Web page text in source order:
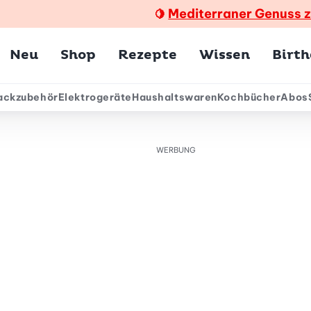
🍋 Mediterraner Genuss
Neu Shop Rezepte Wissen
ElektrogeräteHaushaltswarenKochbücherAbos
WERBUNG